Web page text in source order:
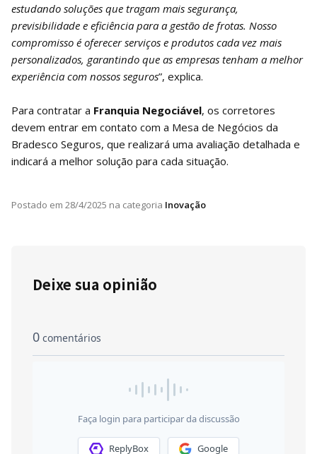
estudando soluções que tragam mais segurança,
previsibilidade e eficiência para a gestão de frotas. Nosso
compromisso é oferecer serviços e produtos cada vez mais
personalizados, garantindo que as empresas tenham a melhor
experiência com nossos seguros”, explica.
Para contratar a Franquia Negociável, os corretores
devem entrar em contato com a Mesa de Negócios da
Bradesco Seguros, que realizará uma avaliação detalhada e
indicará a melhor solução para cada situação.
Postado em 28/4/2025 na categoria Inovação
Deixe sua opinião